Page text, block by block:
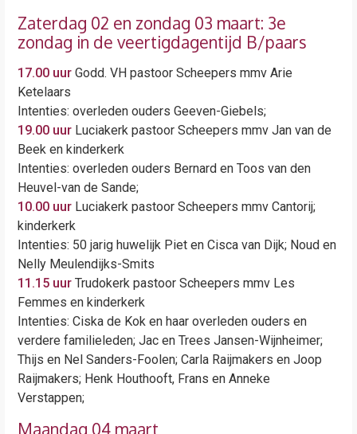
Zaterdag 02 en zondag 03 maart: 3e
zondag in de veertigdagentijd B/paars
17.00 uurGodd. VH pastoor Scheepers mmv Arie
Ketelaars
Intenties: overleden ouders Geeven-Giebels;
19.00 uurLuciakerk pastoor Scheepers mmv Jan van de
Beek en kinderkerk
Intenties: overleden ouders Bernard en Toos van den
Heuvel-van de Sande;
10.00 uurLuciakerk pastoor Scheepers mmv Cantorij;
kinderkerk
Intenties: 50 jarig huwelijk Piet en Cisca van Dijk; Noud en
Nelly Meulendijks-Smits
11.15 uurTrudokerk pastoor Scheepers mmv Les
Femmes en kinderkerk
Intenties: Ciska de Kok en haar overleden ouders en
verdere familieleden; Jac en Trees Jansen-Wijnheimer;
Thijs en Nel Sanders-Foolen; Carla Raijmakers en Joop
Raijmakers; Henk Houthooft, Frans en Anneke
Verstappen;
Maandag 04 maart